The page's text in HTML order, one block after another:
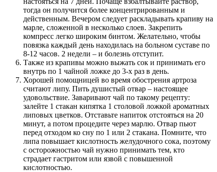
тогда он получится более концентрированным и
действенным. Вечером следует раскладывать крапиву на
марле, сложенной в несколько слоев. Закрепить
компресс легко широким бинтом. Желательно, чтобы
повязка каждый день находилась на больном суставе по
8-12 часов. 2 недели – и болезнь отступит.
Также из крапивы можно выжать сок и принимать его
внутрь по 1 чайной ложке до 3-х раз в день.
Хорошей помощницей во время обострения артроза
считают липу. Пить душистый отвар – настоящее
удовольствие. Заваривают чай по такому рецепту:
залейте 1 стакан кипятка 1 столовой ложкой ароматных
липовых цветков. Отставьте напиток отстояться на 20
минут, а потом процедите через марлю. Отвар пьют
перед отходом ко сну по 1 или 2 стакана. Помните, что
липа повышает кислотность желудочного сока, поэтому
с осторожностью чай нужно принимать тем, кто
страдает гастритом или язвой с повышенной
кислотностью.